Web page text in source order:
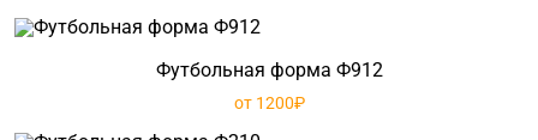
Футбольная форма Ф912
от 1200₽